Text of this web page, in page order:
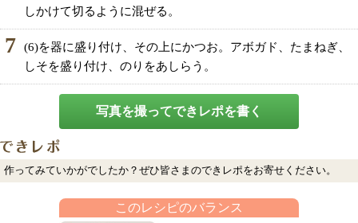
しかけて切るように混ぜる。
7
(6)を器に盛り付け、その上にかつお。アボガド、たまねぎ、
しそを盛り付け、のりをあしらう。
写真を撮ってできレポを書く
作ってみていかがでしたか？ぜひ皆さまのできレポをお寄せください。
このレシピのバランス